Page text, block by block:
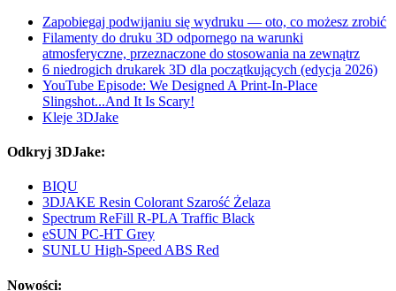
Zapobiegaj podwijaniu się wydruku — oto, co możesz zrobić
Filamenty do druku 3D odpornego na warunki
atmosferyczne, przeznaczone do stosowania na zewnątrz
6 niedrogich drukarek 3D dla początkujących (edycja 2026)
YouTube Episode: We Designed A Print-In-Place
Slingshot...And It Is Scary!
Kleje 3DJake
Odkryj 3DJake:
BIQU
3DJAKE Resin Colorant Szarość Żelaza
Spectrum ReFill R-PLA Traffic Black
eSUN PC-HT Grey
SUNLU High-Speed ABS Red
Nowości: